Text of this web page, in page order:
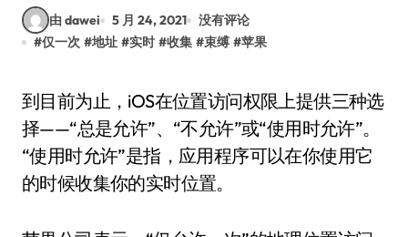
由 dawei 5 月 24, 2021
没有评论
#仅一次 #地址 #实时 #收集 #束缚 #苹果
到目前为止，iOS在位置访问权限上提供三种选
择——“总是允许”、“不允许”或“使用时允许”。
“使用时允许”是指，应用程序可以在你使用它
的时候收集你的实时位置。